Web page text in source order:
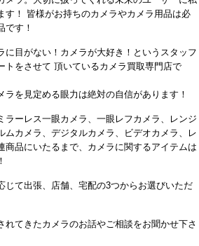
す！ 皆様がお持ちのカメラやカメラ用品は必
です！
に目がない！カメラが大好き！というスタッフ
トをさせて 頂いているカメラ買取専門店で
ラを見定める眼力は絶対の自信があります！
ラーレス一眼カメラ、一眼レフカメラ、レンジ
ムカメラ、デジタルカメラ、ビデオカメラ、レ
商品にいたるまで、カメラに関するアイテムは
じて出張、店舗、宅配の3つからお選びいただ
れてきたカメラのお話やご相談をお聞かせ下さ